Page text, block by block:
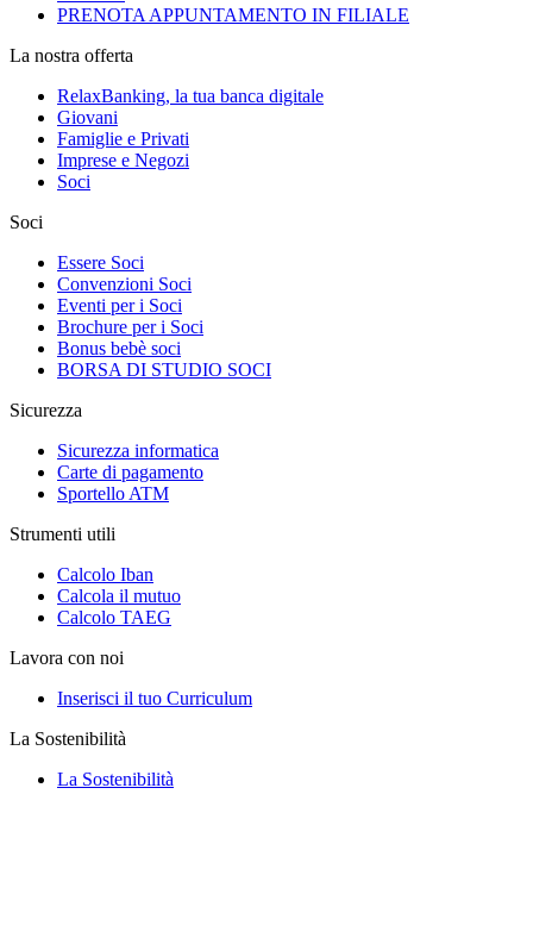
PRENOTA APPUNTAMENTO IN FILIALE
La nostra offerta
RelaxBanking, la tua banca digitale
Giovani
Famiglie e Privati
Imprese e Negozi
Soci
Soci
Essere Soci
Convenzioni Soci
Eventi per i Soci
Brochure per i Soci
Bonus bebè soci
BORSA DI STUDIO SOCI
Sicurezza
Sicurezza informatica
Carte di pagamento
Sportello ATM
Strumenti utili
Calcolo Iban
Calcola il mutuo
Calcolo TAEG
Lavora con noi
Inserisci il tuo Curriculum
La Sostenibilità
La Sostenibilità